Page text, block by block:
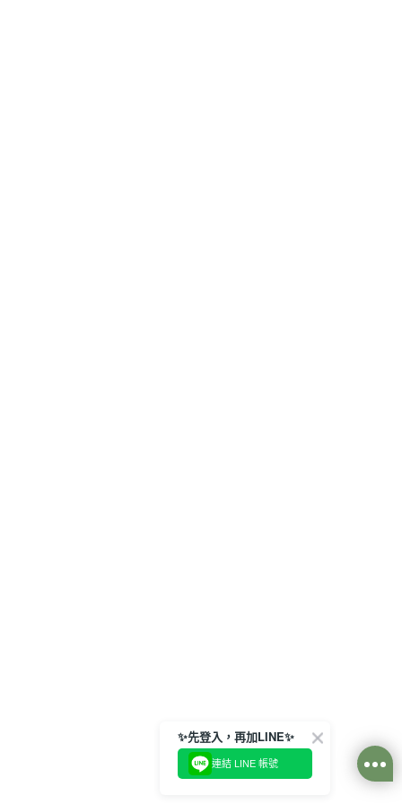
✨先登入，再加LINE✨
連結 LINE 帳號